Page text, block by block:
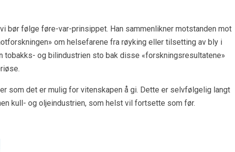
bør følge føre-var-prinsippet. Han sammenlikner motstanden mot
om helsefarene fra røyking eller tilsetting av bly i
tobakks- og bilindustrien sto bak disse «forskningsresultatene»
som det er mulig for vitenskapen å gi. Dette er selvfølgelig langt
kull- og oljeindustrien, som helst vil fortsette som før.